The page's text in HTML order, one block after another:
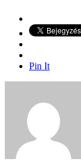
Pin It